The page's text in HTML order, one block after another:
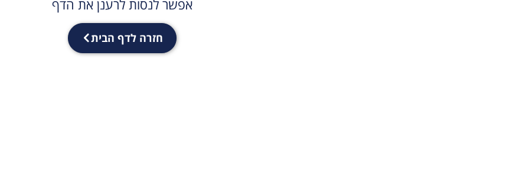
אפשר לנסות לרענן את הדף
חזרה לדף הבית